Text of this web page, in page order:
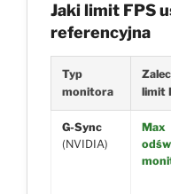
Jaki limit FPS
referencyjna
Typ
monitora
limit
G-Sync
(NVIDIA)
Max